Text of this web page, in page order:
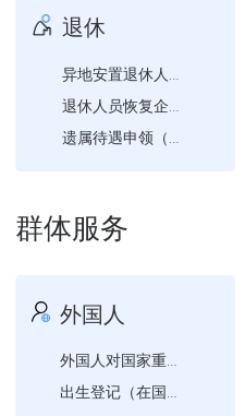
退休
退休人员恢复企业养老保险...
遗属待遇申领（退休）
群体服务
外国人
外国人对国家重点保护陆生...
出生登记（在国内出生的子...